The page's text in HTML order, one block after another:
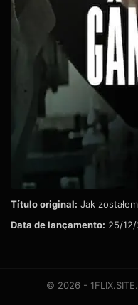
Título original: Jak
Data de lançamento: 25/
© 2026 -